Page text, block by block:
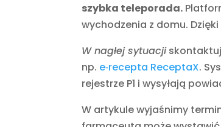
szybka teleporada.
wychodzenia z domu.
W nagłej sytuacjiskontaktuj
np. e‑recepta ReceptaX.
rejestrze P1 i wysyłają
W artykule wyjaśnimy